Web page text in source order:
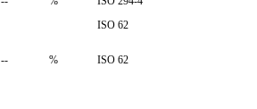
ISO 62
-- % ISO 62